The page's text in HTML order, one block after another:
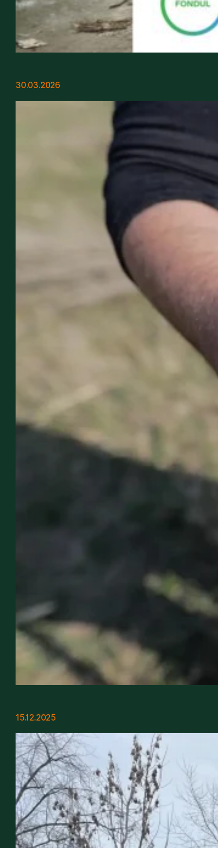
30.03.2026
15.12.2025